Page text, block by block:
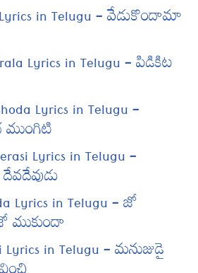
in Telugu – వేడుకొందామా
Lyrics in Telugu – పిడికిట
Lyrics in Telugu –
ముంగిటి
Lyrics in Telugu –
Lyrics in Telugu – జో
ముకుందా
in Telugu – మనుజుడై